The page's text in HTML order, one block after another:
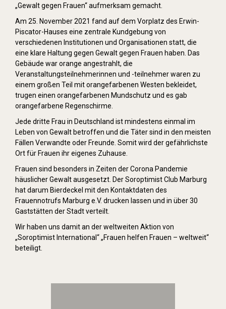
„Gewalt gegen Frauen“ aufmerksam gemacht.
Am 25. November 2021 fand auf dem Vorplatz des Erwin-
Piscator-Hauses eine zentrale Kundgebung von
verschiedenen Institutionen und Organisationen statt, die
eine klare Haltung gegen Gewalt gegen Frauen haben. Das
Gebäude war orange angestrahlt, die
Veranstaltungsteilnehmerinnen und -teilnehmer waren zu
einem großen Teil mit orangefarbenen Westen bekleidet,
trugen einen orangefarbenen Mundschutz und es gab
orangefarbene Regenschirme.
Jede dritte Frau in Deutschland ist mindestens einmal im
Leben von Gewalt betroffen und die Täter sind in den meisten
Fällen Verwandte oder Freunde. Somit wird der gefährlichste
Ort für Frauen ihr eigenes Zuhause.
Frauen sind besonders in Zeiten der Corona Pandemie
häuslicher Gewalt ausgesetzt. Der Soroptimist Club Marburg
hat darum Bierdeckel mit den Kontaktdaten des
Frauennotrufs Marburg e.V. drucken lassen und in über 30
Gaststätten der Stadt verteilt.
Wir haben uns damit an der weltweiten Aktion von
„Soroptimist International“ „Frauen helfen Frauen – weltweit“
beteiligt.